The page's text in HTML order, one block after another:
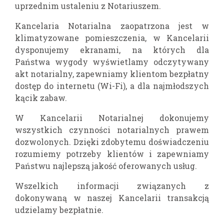
uprzednim ustaleniu z Notariuszem.
Kancelaria Notarialna zaopatrzona jest w
klimatyzowane pomieszczenia, w Kancelarii
dysponujemy ekranami, na których dla
Państwa wygody wyświetlamy odczytywany
akt notarialny, zapewniamy klientom bezpłatny
dostęp do internetu (Wi-Fi), a dla najmłodszych
kącik zabaw.
W Kancelarii Notarialnej dokonujemy
wszystkich czynności notarialnych prawem
dozwolonych. Dzięki zdobytemu doświadczeniu
rozumiemy potrzeby klientów i zapewniamy
Państwu najlepszą jakość oferowanych usług.
Wszelkich informacji związanych z
dokonywaną w naszej Kancelarii transakcją
udzielamy bezpłatnie.